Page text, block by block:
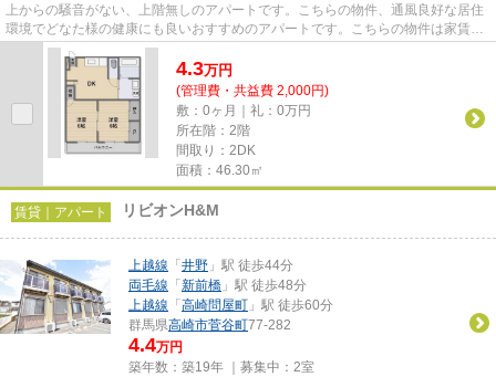
上からの騒音がない、上階無しのアパートです。こちらの物件、通風良好な居住
環境でどなた様の健康にも良いおすすめのアパートです。こちらの物件は家賃4.3
万円です。新着情報：メゾン...
4.3万円
(管理費・共益費 2,000円)
敷：0ヶ月｜礼：0万円
所在階：2階
間取り：2DK
面積：46.30㎡
賃貸｜アパート リビオンH&M
上越線 「 井野 」駅 徒歩44分
両毛線 「 新前橋 」駅 徒歩48分
上越線 「 高崎問屋町 」駅 徒歩60分
群馬県高崎市菅谷町77-282
4.4万円
築年数：築19年 ｜募集中： 2室